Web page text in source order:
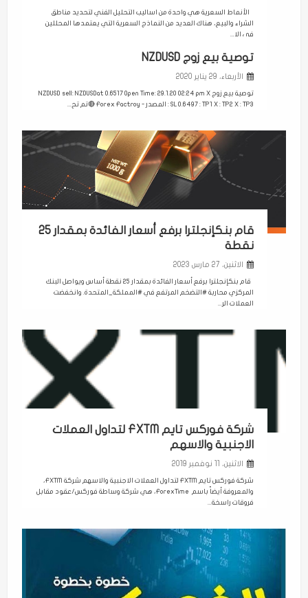
الأنماط السعرية هي واحدة من اساليب التحليل الفني لتحديد مناطق
الشراء والبيع، هناك العديد من النماذج السعرية التي يعتمدها المحللين
في الا...
توصية بيع زوج NZDUSD
الأربعاء، 29 يناير 2020
توصية بيع زوج NZDUSD sell: NZDUSDat 0.6517 Open Time: 29.1.20 02:24 pm X
: SL 0.6497 : TP1 X : TP2 X : TP3 المصدر - Forex Factroy 🔴تم تح...
قام بنكإنجلترا برفع أسعار الفائدة بمقدار 25
نقطة
الاثنين، 27 مارس 2023
قام بنكإنجلترا برفع أسعار الفائدة بمقدار 25 نقطة أساس ويواصل البنك
المركزي محاربة #التضخم المرتفع في #المملكة_المتحدة. وانخفضت
العملات الر...
شركة فوركس تايم FXTM لتداول العملات
الاجنبية والاسهم
الاثنين، 11 نوفمبر 2019
شركة فوركس تايم FXTM لتداول العملات الاجنبية والاسهم شركة FXTM،
والمعروفة أيضاً باسم ForexTime، هي شركة وساطة فوركس/عقود مقابل
فروقات راسخة...